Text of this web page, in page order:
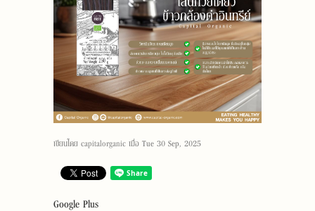
เขียนโดย capitalorganic เมื่อ Tue 30 Sep, 2025
Google Plus